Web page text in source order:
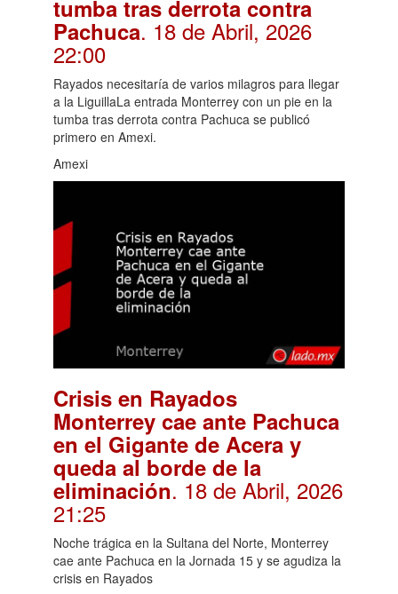
tumba tras derrota contra
Pachuca. 18 de Abril, 2026
22:00
Rayados necesitaría de varios milagros para llegar
a la LiguillaLa entrada Monterrey con un pie en la
tumba tras derrota contra Pachuca se publicó
primero en Amexi.
Amexi
Crisis en Rayados
Monterrey cae ante Pachuca
en el Gigante de Acera y
queda al borde de la
eliminación. 18 de Abril, 2026
21:25
Noche trágica en la Sultana del Norte, Monterrey
cae ante Pachuca en la Jornada 15 y se agudiza la
crisis en Rayados